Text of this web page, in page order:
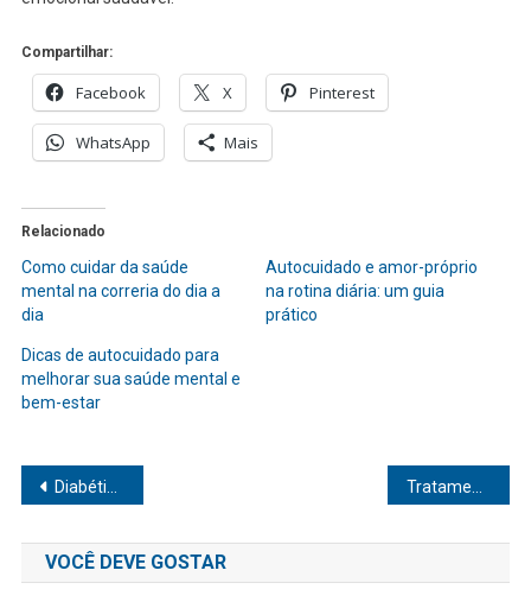
Compartilhar:
Facebook X Pinterest
WhatsApp Mais
Relacionado
Como cuidar da saúde
mental na correria do dia a
dia
Autocuidado e amor-próprio
na rotina diária: um guia
prático
Dicas de autocuidado para
melhorar sua saúde mental e
bem-estar
Navegação
de
Post
Diabéticos no Carnaval: aprenda a aguentar a folia com segurança
VOCÊ DEVE GOSTAR